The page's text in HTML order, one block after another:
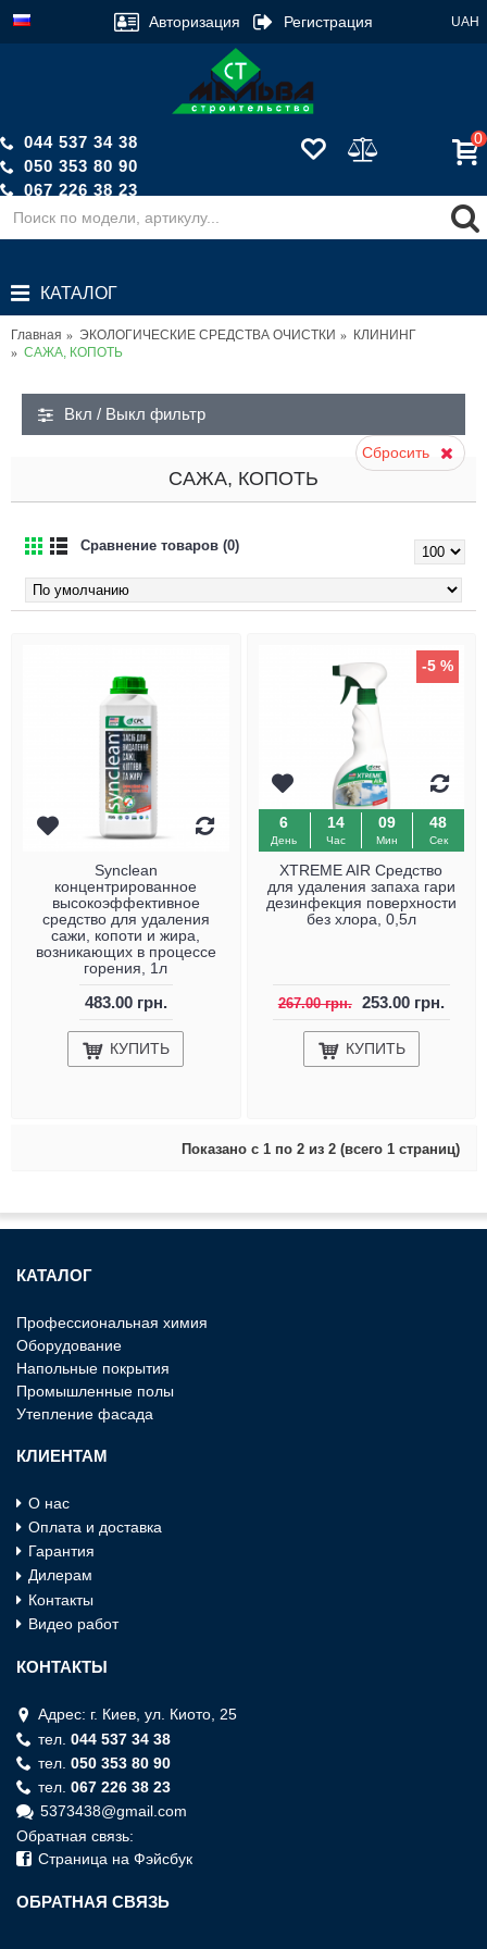
UAH
Авторизация Регистрация
044 537 34 38
050 353 80 90
067 226 38 23
Обратный звонок
0
КАТАЛОГ
Главная ЭКОЛОГИЧЕСКИЕ СРЕДСТВА ОЧИСТКИ
КЛИНИНГ
САЖА, КОПОТЬ
Вкл / Выкл фильтр
Сбросить
САЖА, КОПОТЬ
Сравнение товаров (0)
Synclean
концентрированное
высокоэффективное
средство для удаления
сажи, копоти и жира,
возникающих в процессе
горения, 1л
483.00 грн.
КУПИТЬ
-5 %
6
День
14
Час
09
Мин
48
Сек
XTREME AIR Средство
для удаления запаха гари
дезинфекция поверхности
без хлора, 0,5л
267.00 грн. 253.00 грн.
КУПИТЬ
Показано с 1 по 2 из 2 (всего 1 страниц)
КАТАЛОГ
Профессиональная химия
Оборудование
Напольные покрытия
Промышленные полы
Утепление фасада
КЛИЕНТАМ
О нас
Оплата и доставка
Гарантия
Дилерам
Контакты
Видео работ
КОНТАКТЫ
Адрес: г. Киев, ул. Киото, 25
тел. 044 537 34 38
тел. 050 353 80 90
тел. 067 226 38 23
5373438@gmail.com
Обратная связь:
Страница на Фэйсбук
ОБРАТНАЯ СВЯЗЬ